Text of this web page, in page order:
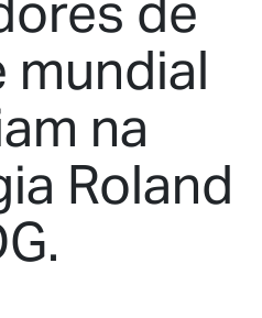
de
mundial
na
Roland